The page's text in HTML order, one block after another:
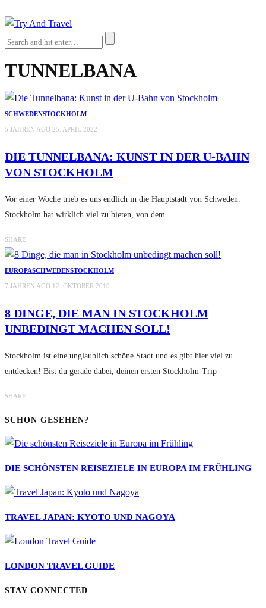
TUNNELBANA
SCHWEDENSTOCKHOLM
5 JAHREN AGO 25. APRIL 2022
DIE TUNNELBANA: KUNST IN DER U-BAHN
VON STOCKHOLM
Vor einer Woche trieb es uns endlich in die Hauptstadt von Schweden.
Stockholm hat wirklich viel zu bieten, von dem
SHARE
EUROPASCHWEDENSTOCKHOLM
7 JAHREN AGO 12. OKTOBER 2019
8 DINGE, DIE MAN IN STOCKHOLM
UNBEDINGT MACHEN SOLL!
Stockholm ist eine unglaublich schöne Stadt und es gibt hier viel zu
entdecken! Bist du gerade dabei, deinen ersten Stockholm-Trip
SHARE
SCHON GESEHEN?
DIE SCHÖNSTEN REISEZIELE IN EUROPA IM FRÜHLING
TRAVEL JAPAN: KYOTO UND NAGOYA
LONDON TRAVEL GUIDE
STAY CONNECTED